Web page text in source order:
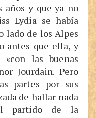
años y que ya no
Lydia se había
lado de los Alpes
antes que ella, y
las buenas
Jourdain. Pero
partes por sus
de hallar nada
partido de la